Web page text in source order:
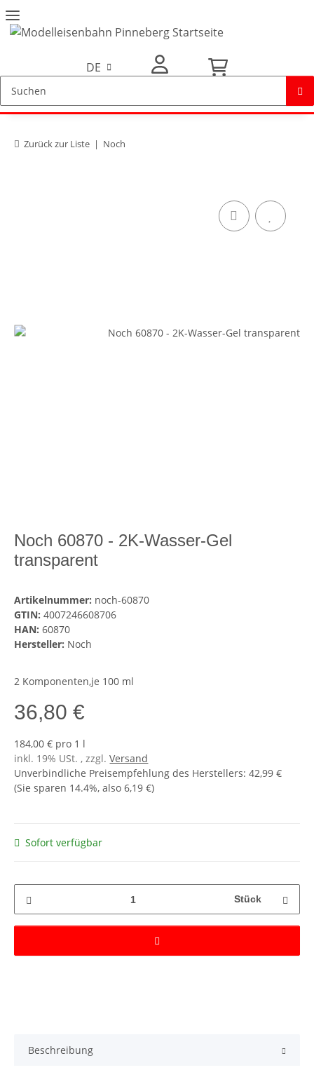
DE
Zurück zur Liste Noch
Noch 60870 - 2K-Wasser-Gel
transparent
Artikelnummer: noch-60870
GTIN: 4007246608706
HAN: 60870
Hersteller: Noch
2 Komponenten,je 100 ml
36,80 €
184,00 € pro 1 l
inkl. 19% USt. , zzgl.Versand
Unverbindliche Preisempfehlung des Herstellers:42,99 €
(Sie sparen 14.4%, also6,19 €)
Sofort verfügbar
Stück
Beschreibung